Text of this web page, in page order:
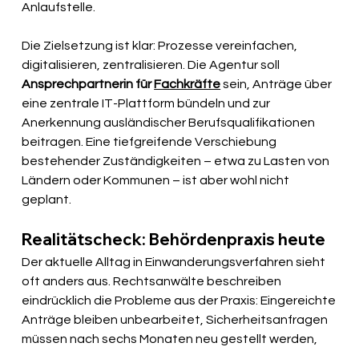
Anlaufstelle.
Die Zielsetzung ist klar: Prozesse vereinfachen,
digitalisieren, zentralisieren. Die Agentur soll
Ansprechpartnerin für Fachkräfte sein, Anträge über
eine zentrale IT-Plattform bündeln und zur
Anerkennung ausländischer Berufsqualifikationen
beitragen. Eine tiefgreifende Verschiebung
bestehender Zuständigkeiten – etwa zu Lasten von
Ländern oder Kommunen – ist aber wohl nicht
geplant.
Realitätscheck: Behördenpraxis heute
Der aktuelle Alltag in Einwanderungsverfahren sieht
oft anders aus. Rechtsanwälte beschreiben
eindrücklich die Probleme aus der Praxis: Eingereichte
Anträge bleiben unbearbeitet, Sicherheitsanfragen
müssen nach sechs Monaten neu gestellt werden,